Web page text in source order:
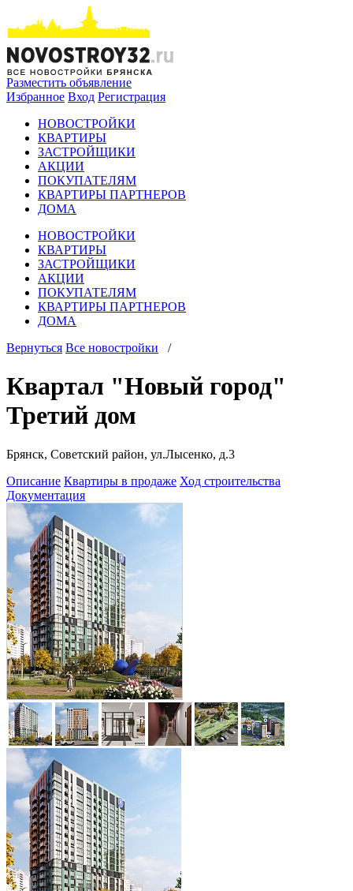
Разместить объявление
Избранное Вход Регистрация
НОВОСТРОЙКИ
КВАРТИРЫ
ЗАСТРОЙЩИКИ
АКЦИИ
ПОКУПАТЕЛЯМ
КВАРТИРЫ ПАРТНЕРОВ
ДОМА
НОВОСТРОЙКИ
КВАРТИРЫ
ЗАСТРОЙЩИКИ
АКЦИИ
ПОКУПАТЕЛЯМ
КВАРТИРЫ ПАРТНЕРОВ
ДОМА
Вернуться Все новостройки /
Квартал "Новый город"
Третий дом
Брянск, Советский район, ул.Лысенко, д.3
Описание Квартиры в продаже Ход строительства
Документация